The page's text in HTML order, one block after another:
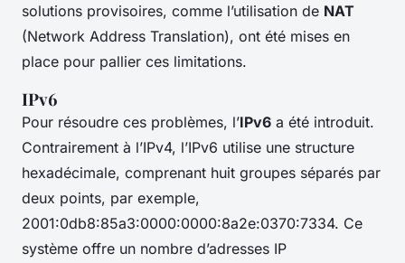
solutions provisoires, comme l’utilisation de NAT
(Network Address Translation), ont été mises en
place pour pallier ces limitations.
IPv6
Pour résoudre ces problèmes, l’IPv6 a été introduit.
Contrairement à l’IPv4, l’IPv6 utilise une structure
hexadécimale, comprenant huit groupes séparés par
deux points, par exemple,
2001:0db8:85a3:0000:0000:8a2e:0370:7334. Ce
système offre un nombre d’adresses IP